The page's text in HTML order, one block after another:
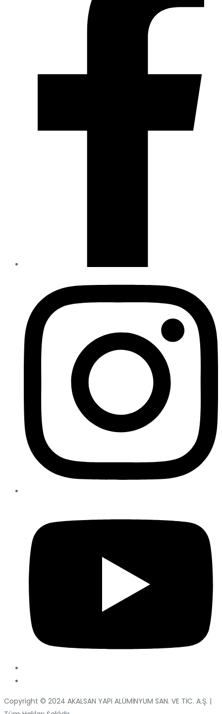
Copyright © 2024 AKALSAN YAPI ALÜMİNYUM SAN. VE TİC. A.Ş. |